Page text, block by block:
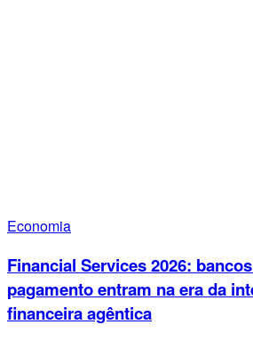
Economia
Financial Services 2026:
pagamento entram na era da
financeira agêntica